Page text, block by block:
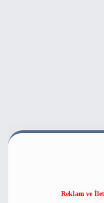
Reklam ve